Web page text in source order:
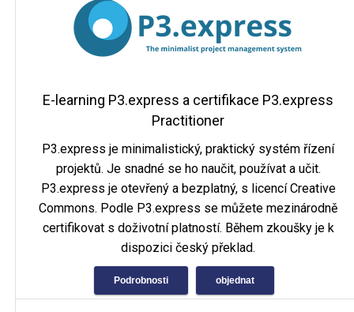
E-learning P3.express a certifikace P3.express
Practitioner
P3.express je minimalistický, praktický systém řízení
projektů. Je snadné se ho naučit, používat a učit.
P3.express je otevřený a bezplatný, s licencí Creative
Commons. Podle P3.express se můžete mezinárodně
certifikovat s doživotní platností. Během zkoušky je k
dispozici český překlad.
Podrobnosti objednat